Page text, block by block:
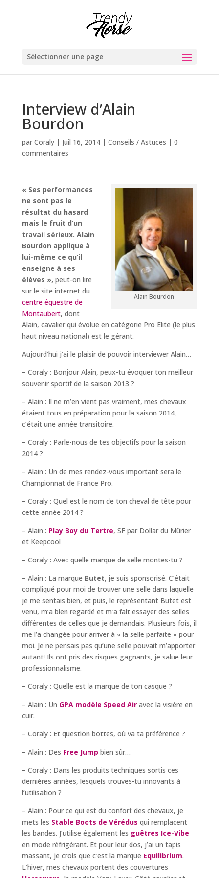
Sélectionner une page
Interview d’Alain
Bourdon
par Coraly| Juil 16, 2014| Conseils / Astuces | 0
commentaires
Alain Bourdon
« Ses performances
ne sont pas le
résultat du hasard
mais le fruit d’un
travail sérieux. Alain
Bourdon applique à
lui-même ce qu’il
enseigne à ses
élèves », peut-on lire
sur le site internet du
centre équestre de
Montaubert, dont
Alain, cavalier qui évolue en catégorie Pro Elite (le plus
haut niveau national) est le gérant.
Aujourd’hui j’ai le plaisir de pouvoir interviewer Alain…
– Coraly : Bonjour Alain, peux-tu évoquer ton meilleur
souvenir sportif de la saison 2013 ?
– Alain : Il ne m’en vient pas vraiment, mes chevaux
étaient tous en préparation pour la saison 2014,
c’était une année transitoire.
– Coraly : Parle-nous de tes objectifs pour la saison
2014 ?
– Alain : Un de mes rendez-vous important sera le
Championnat de France Pro.
– Coraly : Quel est le nom de ton cheval de tête pour
cette année 2014 ?
– Alain : Play Boy du Tertre, SF par Dollar du Mûrier
et Keepcool
– Coraly : Avec quelle marque de selle montes-tu ?
– Alain : La marque Butet, je suis sponsorisé. C’était
compliqué pour moi de trouver une selle dans laquelle
je me sentais bien, et puis, le représentant Butet est
venu, m’a bien regardé et m’a fait essayer des selles
différentes de celles que je demandais. Plusieurs fois, il
me l’a changée pour arriver à « la selle parfaite » pour
moi. Je ne pensais pas qu’une selle pouvait m’apporter
autant! Ils ont pris des risques gagnants, je salue leur
professionnalisme.
– Coraly : Quelle est la marque de ton casque ?
– Alain : Un GPA modèle Speed Airavec la visière en
cuir.
– Coraly : Et question bottes, où va ta préférence ?
– Alain : Des Free Jump bien sûr…
– Coraly : Dans les produits techniques sortis ces
dernières années, lesquels trouves-tu innovants à
l’utilisation ?
– Alain : Pour ce qui est du confort des chevaux, je
mets les Stable Boots de Vérédus qui remplacent
les bandes. J’utilise également les guêtres Ice-Vibe
en mode réfrigérant. Et pour leur dos, j’ai un tapis
massant, je crois que c’est la marque Equilibrium.
L’hiver, mes chevaux portent des couvertures